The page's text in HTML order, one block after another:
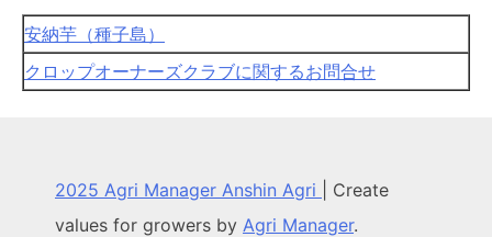
安納芋（種子島）
クロップオーナーズクラブに関するお問合せ
2025 Agri Manager Anshin Agri
Create
values for growers by Agri Manager.